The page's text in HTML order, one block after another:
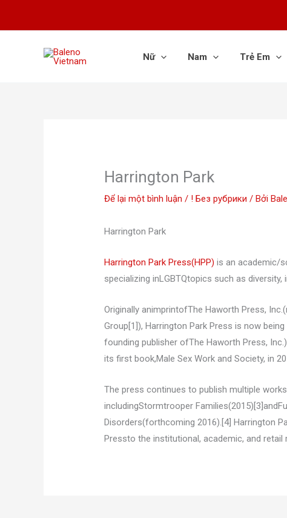
Nữ Nam Trẻ Em
Harrington Park
Để lại một bình luận / ! Без рубрики / Bởi
Harrington Park
Harrington Park Press(HPP) is an academic/
specializing inLGBTQtopics such as diversity,
Originally animprintofThe Haworth Press,
Group[1]), Harrington Park Press is now
founding publisher ofThe Haworth Press,
its first book,Male Sex Work and Society, in
The press continues to publish multiple
includingStormtrooper
Disorders(forthcoming 2016).[4] Harrington
Pressto the institutional, academic, and